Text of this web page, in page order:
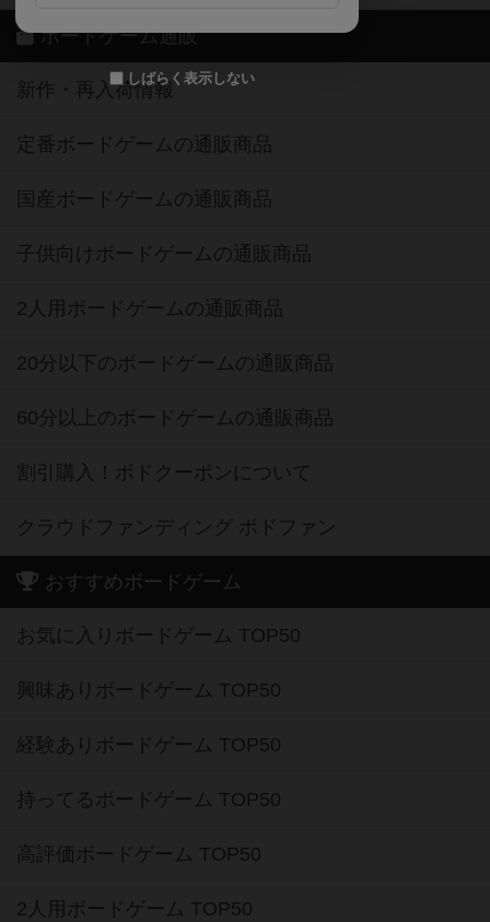
しばらく表示しない
ボードゲーム通販
新作・再入荷情報
定番ボードゲームの通販商品
国産ボードゲームの通販商品
子供向けボードゲームの通販商品
2人用ボードゲームの通販商品
20分以下のボードゲームの通販商品
60分以上のボードゲームの通販商品
割引購入！ボドクーポンについて
クラウドファンディング ボドファン
おすすめボードゲーム
お気に入りボードゲーム TOP50
興味ありボードゲーム TOP50
経験ありボードゲーム TOP50
持ってるボードゲーム TOP50
高評価ボードゲーム TOP50
2人用ボードゲーム TOP50